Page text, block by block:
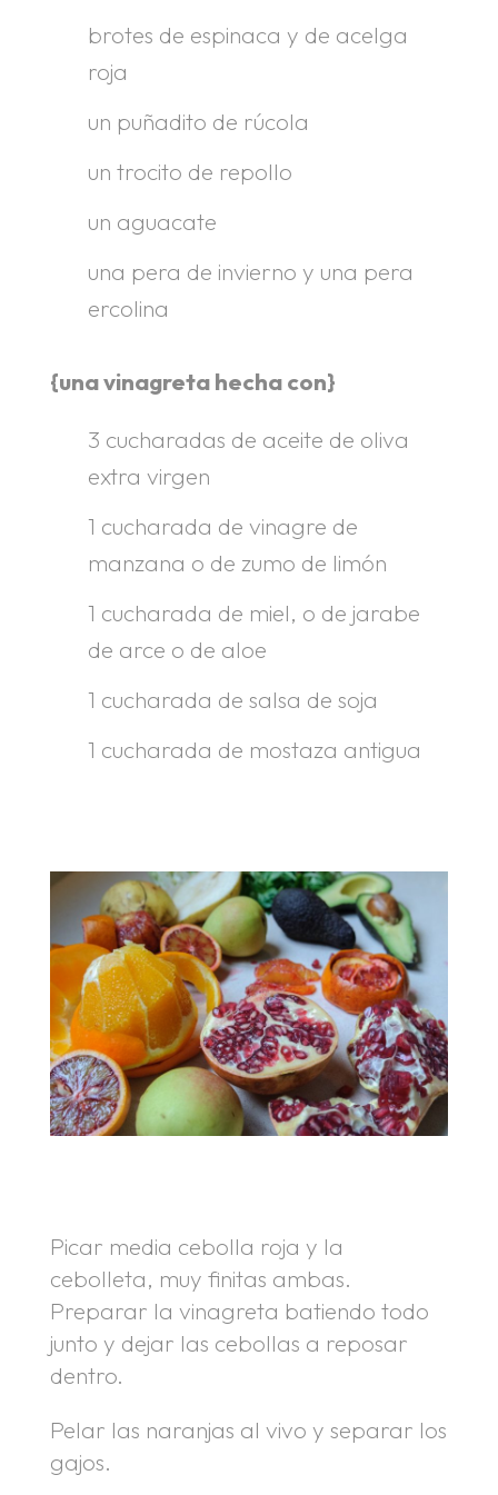
brotes de espinaca y de acelga
roja
un puñadito de rúcola
un trocito de repollo
un aguacate
una pera de invierno y una pera
ercolina
{una vinagreta hecha con}
3 cucharadas de aceite de oliva
extra virgen
1 cucharada de vinagre de
manzana o de zumo de limón
1 cucharada de miel, o de jarabe
de arce o de aloe
1 cucharada de salsa de soja
1 cucharada de mostaza antigua
Picar media cebolla roja y la
cebolleta, muy finitas ambas.
Preparar la vinagreta batiendo todo
junto y dejar las cebollas a reposar
dentro.
Pelar las naranjas al vivo y separar los
gajos.